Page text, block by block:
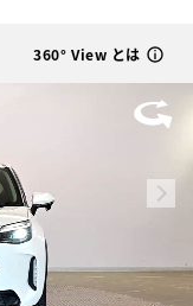
360° View とは